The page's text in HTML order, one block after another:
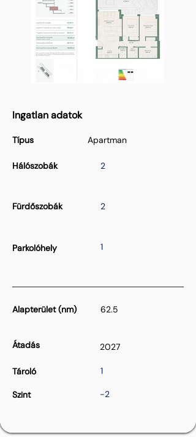
Ingatlan adatok
Típus
Hálószobák
Apartman
2
Fürdőszobák 2
Parkolóhely 1
Alapterület (nm) 62.5
Átadás 2027
Tároló 1
Szint -2